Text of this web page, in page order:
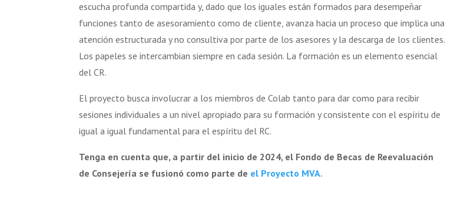
escucha profunda compartida y, dado que los iguales están formados para desempeñar
funciones tanto de asesoramiento como de cliente, avanza hacia un proceso que implica una
atención estructurada y no consultiva por parte de los asesores y la descarga de los clientes.
Los papeles se intercambian siempre en cada sesión. La formación es un elemento esencial
del CR.
El proyecto busca involucrar a los miembros de Colab tanto para dar como para recibir
sesiones individuales a un nivel apropiado para su formación y consistente con el espíritu de
igual a igual fundamental para el espíritu del RC.
Tenga en cuenta que, a partir del inicio de 2024, el Fondo de Becas de Reevaluación
de Consejería se fusionó como parte de el Proyecto MVA.